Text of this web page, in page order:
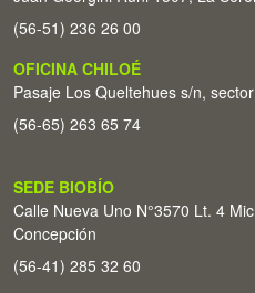
(56-51) 236 26 00
OFICINA CHILOÉ
Pasaje Los Queltehues s/n,
(56-65) 263 65 74
SEDE BIOBÍO
Calle Nueva Uno N°3570 Lt. 4
Concepción
(56-41) 285 32 60